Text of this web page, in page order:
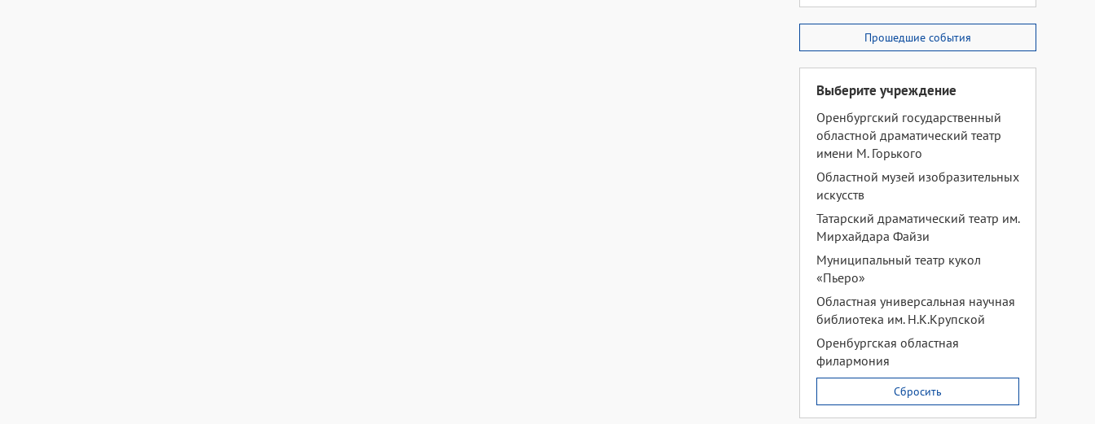
Прошедшие события
Выберите учреждение
Оренбургский государственный
областной драматический театр
имени М. Горького
Областной музей изобразительных
искусств
Татарский драматический театр им.
Мирхайдара Файзи
Муниципальный театр кукол
«Пьеро»
Областная универсальная научная
библиотека им. Н.К.Крупской
Оренбургская областная
филармония
Сбросить